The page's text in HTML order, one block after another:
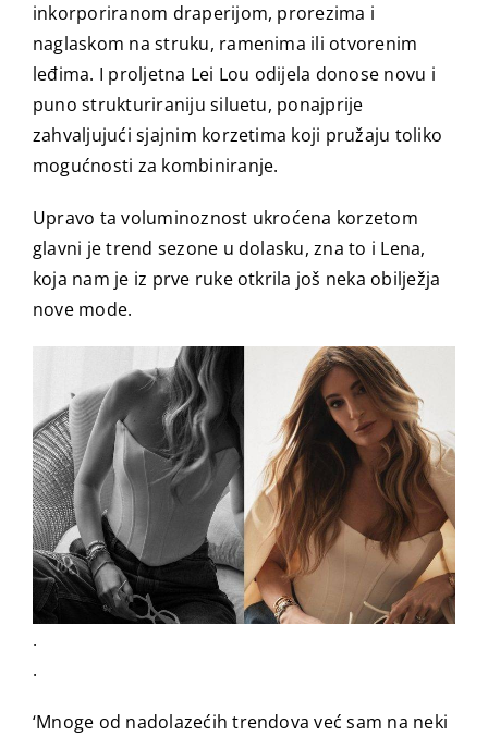
inkorporiranom draperijom, prorezima i
naglaskom na struku, ramenima ili otvorenim
leđima. I proljetna Lei Lou odijela donose novu i
puno strukturiraniju siluetu, ponajprije
zahvaljujući sjajnim korzetima koji pružaju toliko
mogućnosti za kombiniranje.
Upravo ta voluminoznost ukroćena korzetom
glavni je trend sezone u dolasku, zna to i Lena,
koja nam je iz prve ruke otkrila još neka obilježja
nove mode.
.
.
‘Mnoge od nadolazećih trendova već sam na neki